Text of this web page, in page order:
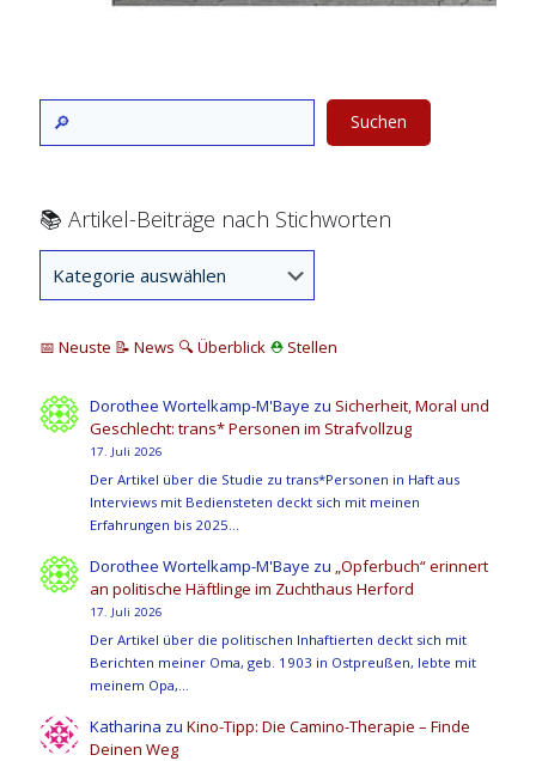
Suchen
📚 Artikel-Beiträge nach Stichworten
📅 Neuste 📝 News 🔍 Überblick ⛑ Stellen
Dorothee Wortelkamp-M'Baye zu Sicherheit, Moral und
Geschlecht: trans* Personen im Strafvollzug
17. Juli 2026
Der Artikel über die Studie zu trans*Personen in Haft aus
Interviews mit Bediensteten deckt sich mit meinen
Erfahrungen bis 2025…
Dorothee Wortelkamp-M'Baye zu „Opferbuch“ erinnert
an politische Häftlinge im Zuchthaus Herford
17. Juli 2026
Der Artikel über die politischen Inhaftierten deckt sich mit
Berichten meiner Oma, geb. 1903 in Ostpreußen, lebte mit
meinem Opa,…
Katharina zuKino-Tipp: Die Camino-Therapie – Finde
Deinen Weg